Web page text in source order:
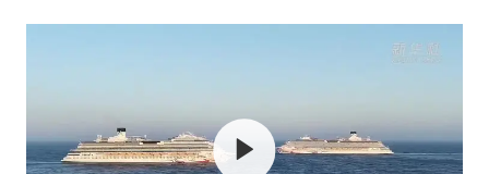
扎哈罗娃批广岛市长不提美国原子弹
多地要求领导干部带头休假